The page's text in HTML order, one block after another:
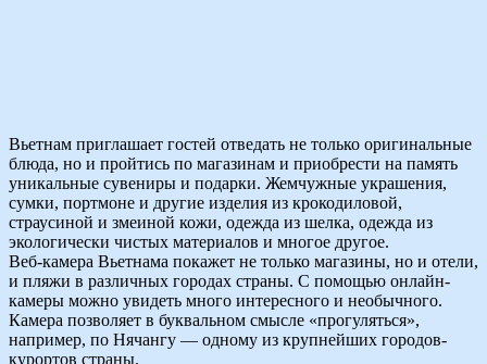
Вьетнам приглашает гостей отведать не только оригинальные
блюда, но и пройтись по магазинам и приобрести на память
уникальные сувениры и подарки. Жемчужные украшения,
сумки, портмоне и другие изделия из крокодиловой,
страусиной и змеиной кожи, одежда из шелка, одежда из
экологически чистых материалов и многое другое.
Веб-камера Вьетнама покажет не только магазины, но и отели,
и пляжи в различных городах страны. С помощью онлайн-
камеры можно увидеть много интересного и необычного.
Камера позволяет в буквальном смысле «прогуляться»,
например, по Нячангу — одному из крупнейших городов-
курортов страны.